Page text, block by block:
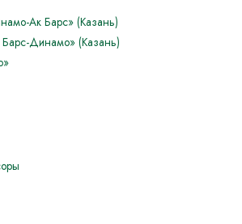
Ак Барс» (Казань)
Динамо» (Казань)